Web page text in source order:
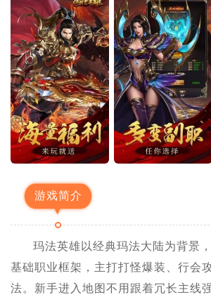
游戏简介
玛法英雄以经典玛法大陆为背景
基础职业框架，主打打怪爆装、行会
法。新手进入地图不用跟着冗长主线